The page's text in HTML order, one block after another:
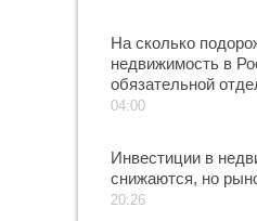
На сколько
недвижимость в
обязательной
04:00
Инвестиции в
снижаются, но
20:26